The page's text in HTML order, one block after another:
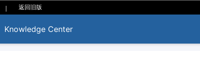
| 返回旧版
Knowledge Center